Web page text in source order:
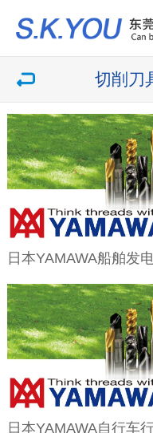
切削刀